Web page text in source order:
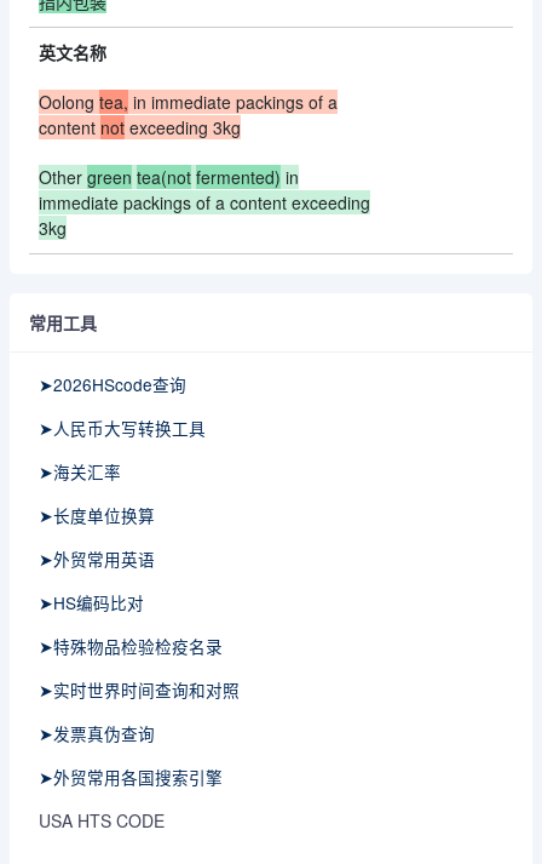
英文名称
Oolong tea, in immediate packings of a
content not exceeding 3kg
Other green tea(not fermented) in
immediate packings of a content exceeding
3kg
常用工具
➤2026HScode查询
➤人民币大写转换工具
➤海关汇率
➤长度单位换算
➤外贸常用英语
➤HS编码比对
➤特殊物品检验检疫名录
➤实时世界时间查询和对照
➤发票真伪查询
➤外贸常用各国搜索引擎
USA HTS CODE